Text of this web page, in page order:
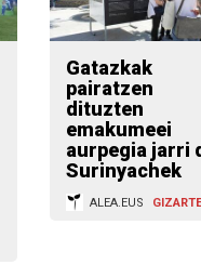
Gatazkak
pairatzen
dituzten
emakumeei
aurpegia jarri
Surinyachek
ALEA.EUS